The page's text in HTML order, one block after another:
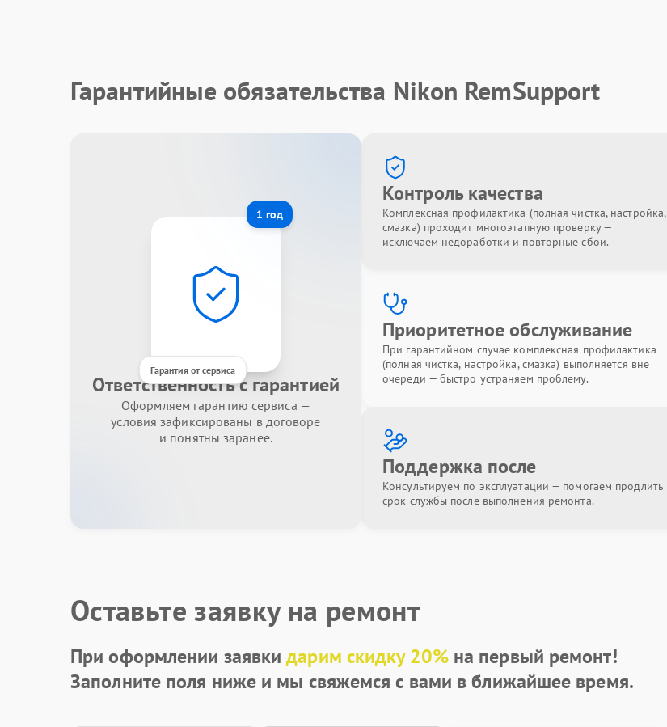
Гарантийные обязательства Nikon RemSupport
1 год
Гарантия от сервиса
Ответственность с гарантией
Оформляем гарантию сервиса —
условия зафиксированы в договоре
и понятны заранее.
Контроль качества
Комплексная профилактика (полная чистка, настройка,
смазка) проходит многоэтапную проверку —
исключаем недоработки и повторные сбои.
Приоритетное обслуживание
При гарантийном случае комплексная профилактика
(полная чистка, настройка, смазка) выполняется вне
очереди — быстро устраняем проблему.
Поддержка после
Консультируем по эксплуатации — помогаем продлить
срок службы после выполнения ремонта.
Оставьте заявку на ремонт
При оформлении заявкидарим скидку 20%на первый ремонт!
Заполните поля ниже и мы свяжемся с вами в ближайшее время.